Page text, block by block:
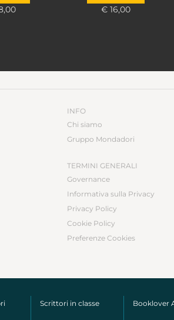
€ 16,00
INFO
Chi siamo
Gruppo Mondadori
TERMINI GENERALI
Governance
Informativa sulla Privacy
Privacy Policy
Cookie Policy
Preferenze Cookies
Scrittori in classe Booklover